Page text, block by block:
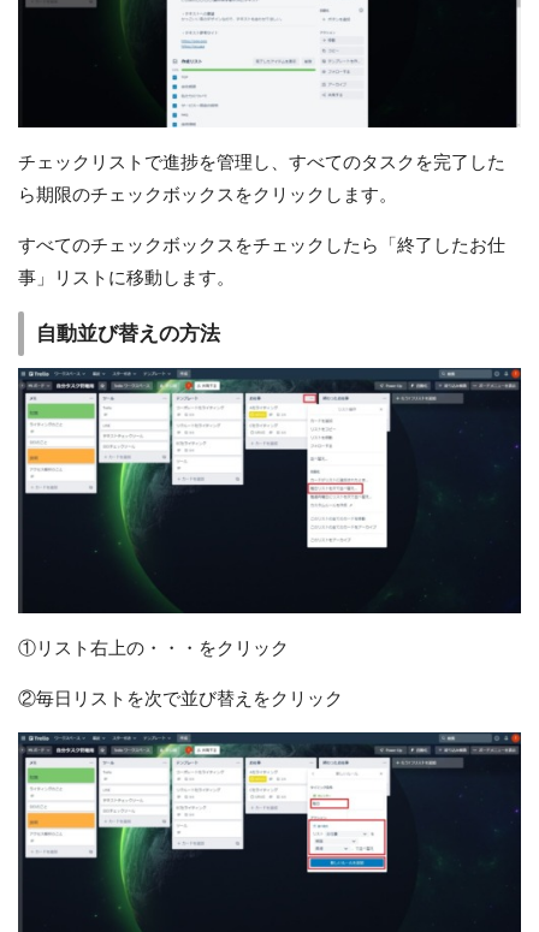
チェックリストで進捗を管理し、すべてのタスクを完了した
ら期限のチェックボックスをクリックします。
すべてのチェックボックスをチェックしたら「終了したお仕
事」リストに移動します。
自動並び替えの方法
①リスト右上の・・・をクリック
②毎日リストを次で並び替えをクリック